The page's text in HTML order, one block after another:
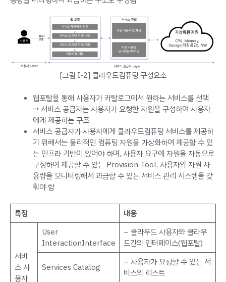
[그림 I-2] 클라우드컴퓨팅 구성요소
웹포탈을 통해 사용자가 카탈로그에서 원하는 서비스를 선택
→ 서비스 공급자는 사용자가 요청한 자원을 구성하여 사용자
에게 제공하는 구조
서비스 공급자가 사용자에게 클라우드컴퓨팅 서비스를 제공하
기 위해서는 물리적인 컴퓨팅 자원을 가상화하여 제공할 수 있
는 인프라 기반이 있어야 하며, 사용자 요구에 자원을 자동으로
구성하여 제공할 수 있는 Provision Tool, 사용자의 자원 사
용량을 모니터링해서 과금할 수 있는 서비스 관리 시스템을 갖
춰야 함
특징 내용
서비
스 사
용자
User
InteractionInterface
– 클라우드 사용자와 클라우
드간의 인터페이스(웹포탈)
Services Catalog
– 사용자가 요청할 수 있는 서
비스의 리스트